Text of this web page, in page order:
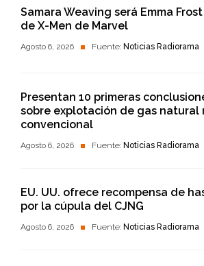
Samara Weaving será Emma
de X-Men de Marvel
Agosto 6, 2026 Fuente: Noticias Radiorama
Presentan 10 primeras
sobre explotación de gas natural
convencional
Agosto 6, 2026 Fuente: Noticias Radiorama
EU. UU. ofrece recompensa de
por la cúpula del CJNG
Agosto 6, 2026 Fuente: Noticias Radiorama